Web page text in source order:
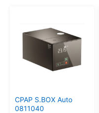
CPAP S.BOX Auto
0811040